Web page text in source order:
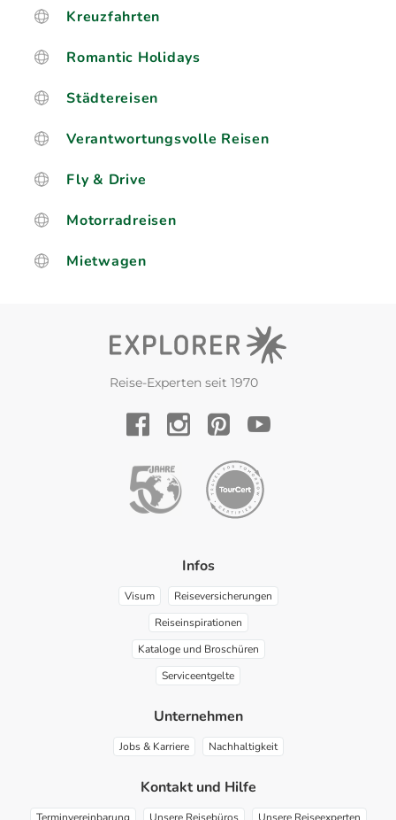
Kreuzfahrten
Romantic Holidays
Städtereisen
Verantwortungsvolle Reisen
Fly & Drive
Motorradreisen
Mietwagen
Reise-Experten seit 1970
Infos
Visum
Reiseversicherungen
Reiseinspirationen
Kataloge und Broschüren
Serviceentgelte
Unternehmen
Jobs & Karriere Nachhaltigkeit
Kontakt und Hilfe
Terminvereinbarung Unsere Reisebüros Unsere Reiseexperten